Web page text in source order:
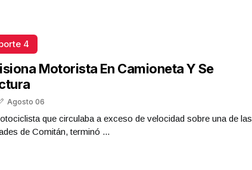
4
Motorista En Camioneta Y Se
Agosto 06
que circulaba a exceso de velocidad sobre una de las
de Comitán, terminó ...